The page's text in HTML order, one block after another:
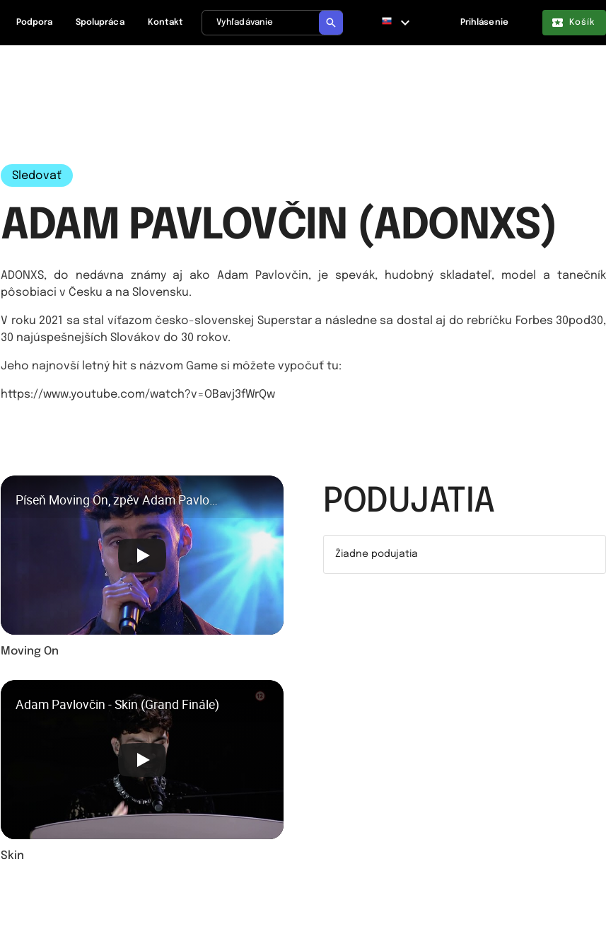
Podpora Spolupráca Kontakt Prihlásenie Košík
Sledovať
ADAM PAVLOVČIN (ADONXS)
ADONXS, do nedávna známy aj ako Adam Pavlovčin, je spevák, hudobný skladateľ, model a tanečník
pôsobiaci v Česku a na Slovensku.
V roku 2021 sa stal víťazom česko-slovenskej Superstar a následne sa dostal aj do rebríčku Forbes 30pod30,
30 najúspešnejších Slovákov do 30 rokov.
Jeho najnovší letný hit s názvom Game si môžete vypočuť tu:
https://www.youtube.com/watch?v=OBavj3fWrQw
Píseň Moving On, zpěv Adam Pavlovčin - Show Jana Krause 29. 3. 2023
Moving On
Adam Pavlovčin - Skin (Grand Finále)
Skin
PODUJATIA
Žiadne podujatia